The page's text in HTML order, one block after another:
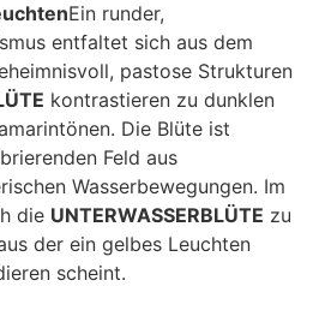
Ein runder,
entfaltet sich aus dem
pastose Strukturen
kontrastieren zu dunklen
Die Blüte ist
Feld aus
Wasserbewegungen. Im
die UNTERWASSERBLÜTE zu
der ein gelbes Leuchten
scheint.